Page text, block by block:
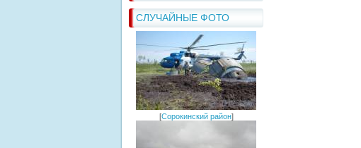
СЛУЧАЙНЫЕ ФОТО
[Сорокинский район]